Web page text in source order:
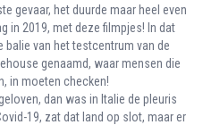
gevaar, het duurde maar heel even
in 2019, met deze filmpjes! In dat
balie van het testcentrum van de
genaamd, waar mensen die
in moeten checken!
dan was in Italie de pleuris
19, zat dat land op slot, maar er